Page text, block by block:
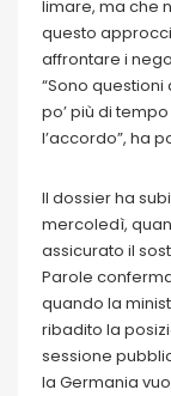
limare, ma che
questo
affrontare i
“Sono
po’ più di
l’accordo”, ha
Il dossier ha
mercoledì,
assicurato il
Parole
quando la
ribadito la
sessione
la Germania